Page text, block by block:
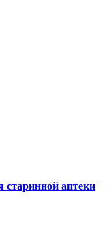
старинной аптеки